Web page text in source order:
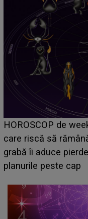
Emanuel a ținut
acum! În fața
face o
sa: "I-am spus și ei